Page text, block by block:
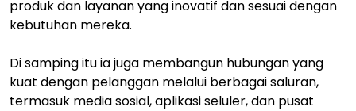
produk dan layanan yang inovatif dan sesuai dengan
kebutuhan mereka.
Di samping itu ia juga membangun hubungan yang
kuat dengan pelanggan melalui berbagai saluran,
termasuk media sosial, aplikasi seluler, dan pusat